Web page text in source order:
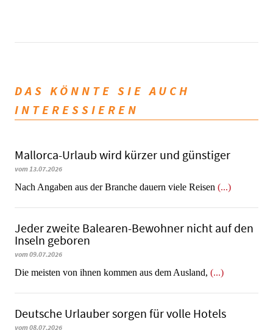
DAS KÖNNTE SIE AUCH
INTERESSIEREN
Mallorca-Urlaub wird kürzer und günstiger
vom 13.07.2026
Nach Angaben aus der Branche dauern viele Reisen (...)
Jeder zweite Balearen-Bewohner nicht auf den
Inseln geboren
vom 09.07.2026
Die meisten von ihnen kommen aus dem Ausland, (...)
Deutsche Urlauber sorgen für volle Hotels
vom 08.07.2026